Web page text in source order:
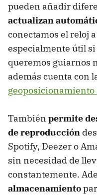
pueden añadir
actualizan
conectamos el reloj
especialmente útil
queremos guiarnos
además cuenta con
geoposicionamiento
También permite
de reproducción
Spotify, Deezer o
sin necesidad de
constantemente.
almacenamiento